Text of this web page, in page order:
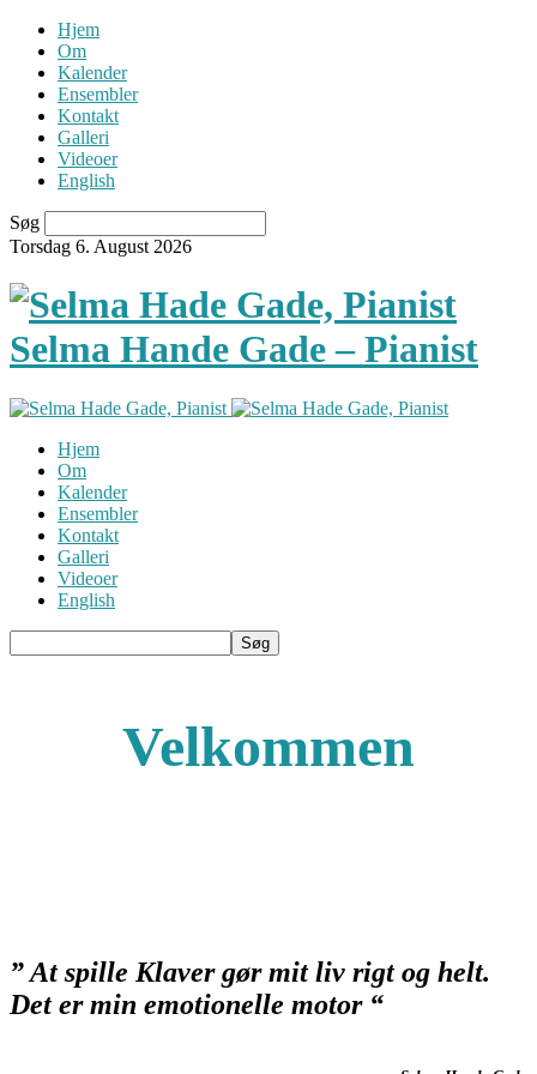
Hjem
Om
Kalender
Ensembler
Kontakt
Galleri
Videoer
English
Søg
Torsdag 6. August 2026
Selma Hande Gade – Pianist
Hjem
Om
Kalender
Ensembler
Kontakt
Galleri
Videoer
English
Velkommen
” At spille Klaver gør mit liv rigt og helt.
Det er min emotionelle motor “